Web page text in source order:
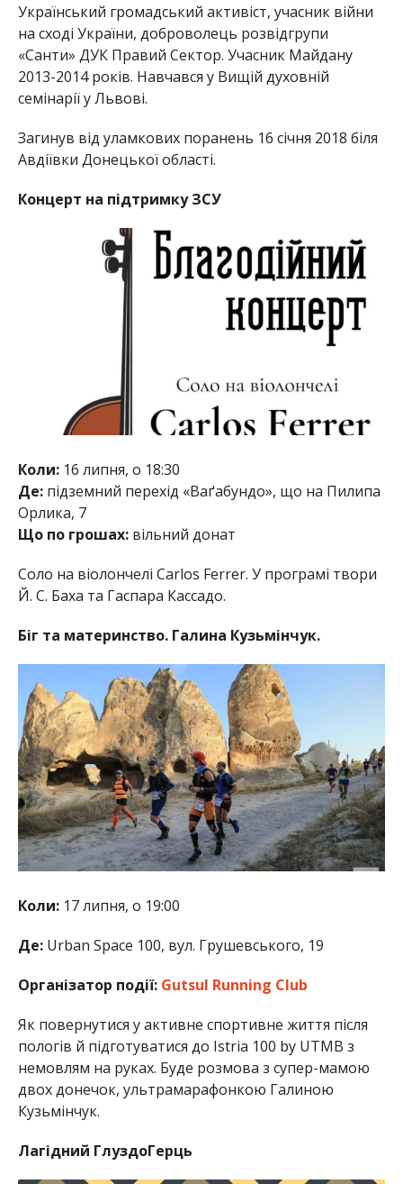
Український громадський активіст, учасник війни
на сході України, доброволець розвідгрупи
«Санти» ДУК Правий Сектор. Учасник Майдану
2013-2014 років. Навчався у Вищій духовній
семінарії у Львові.
Загинув від уламкових поранень 16 січня 2018 біля
Авдіївки Донецької області.
Концерт на підтримку ЗСУ
Коли:16 липня, о 18:30
Де:підземний перехід «Ваґабундо», що на Пилипа
Орлика, 7
Що по грошах:вільний донат
Соло на віолончелі Carlos Ferrer. У програмі твори
Й. С. Баха та Гаспара Кассадо.
Біг та материнство. Галина Кузьмінчук.
Коли:17 липня, о 19:00
Де:Urban Space 100, вул. Грушевського, 19
Організатор події: Gutsul Running Club
Як повернутися у активне спортивне життя після
пологів й підготуватися до Istria 100 by UTMB з
немовлям на руках. Буде розмова з супер-мамою
двох донечок, ультрамарафонкою Галиною
Кузьмінчук.
Лагідний ГлуздоГерць